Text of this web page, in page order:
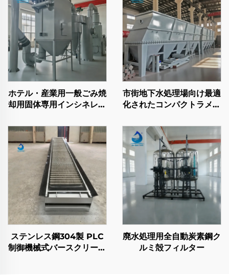
ホテル・産業用一般ごみ焼
却用固体専用インシネレー
市街地下水処理場向け最適
化されたコンパクトラメラ
ペースを節約
ステンレス鋼304製 PLC
制御機械式バースクリーン
廃水処理用全自動炭素鋼ク
ルミ殻フィルター